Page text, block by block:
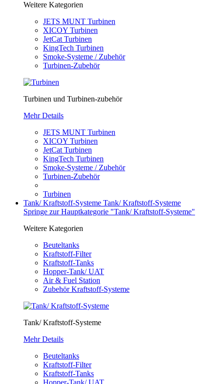
Weitere Kategorien
JETS MUNT Turbinen
XICOY Turbinen
JetCat Turbinen
KingTech Turbinen
Smoke-Systeme / Zubehör
Turbinen-Zubehör
Turbinen und Turbinen-zubehör
Mehr Details
JETS MUNT Turbinen
XICOY Turbinen
JetCat Turbinen
KingTech Turbinen
Smoke-Systeme / Zubehör
Turbinen-Zubehör
Turbinen
Tank/ Kraftstoff-Systeme Tank/ Kraftstoff-Systeme
Springe zur Hauptkategorie "Tank/ Kraftstoff-Systeme"
Weitere Kategorien
Beuteltanks
Kraftstoff-Filter
Kraftstoff-Tanks
Hopper-Tank/ UAT
Air & Fuel Station
Zubehör Kraftstoff-Systeme
Tank/ Kraftstoff-Systeme
Mehr Details
Beuteltanks
Kraftstoff-Filter
Kraftstoff-Tanks
Hopper-Tank/ UAT